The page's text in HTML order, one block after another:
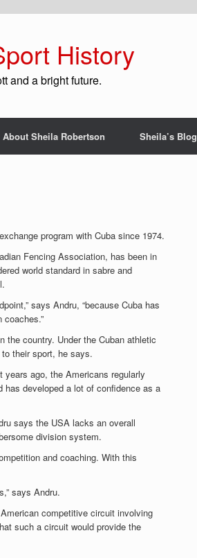
History
and a bright future.
About Sheila Robertson Sheila’s Blog
program with Cuba since 1974.
Fencing Association, has been in
world standard in sabre and
says Andru, “because Cuba has
the country. Under the Cuban athletic
their sport, he says.
ago, the Americans regularly
has developed a lot of confidence as a
says the USA lacks an overall
division system.
and coaching. With this
says Andru.
competitive circuit involving
such a circuit would provide the